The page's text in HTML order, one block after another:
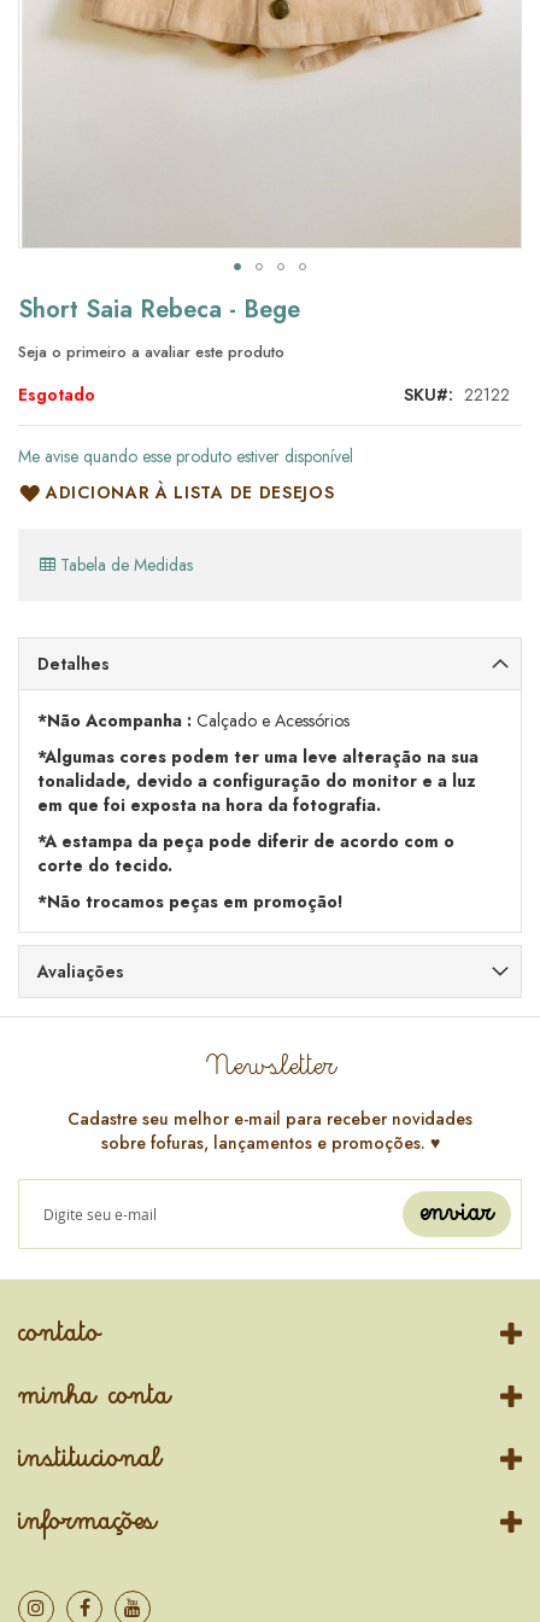
Short Saia Rebeca - Bege
Seja o primeiro a avaliar este produto
Esgotado SKU 22122
Me avise quando esse produto estiver disponível
ADICIONAR À LISTA DE DESEJOS
Tabela de Medidas
Saltar
para
o
início
da
imagens
Detalhes
*Não Acompanha : Calçado e Acessórios
*Algumas cores podem ter uma leve alteração na sua
tonalidade, devido a configuração do monitor e a luz
em que foi exposta na hora da fotografia.
*A estampa da peça pode diferir de acordo com o
corte do tecido.
*Não trocamos peças em promoção!
Avaliações
Newsletter
Cadastre seu melhor e-mail para receber novidades
sobre fofuras, lançamentos e promoções. ♥️
enviar
contato
minha conta
institucional
informações